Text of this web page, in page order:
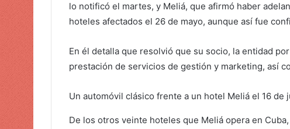
t
n
i
o
lo notificó el martes, y Meliá, que afirmó haber
hoteles afectados el 26 de mayo, aunque así fue
En él detalla que resolvió que su socio, la entidad
prestación de servicios de gestión y marketing, así
Un automóvil clásico frente a un hotel Meliá el 16 de
De los otros veinte hoteles que Meliá opera en